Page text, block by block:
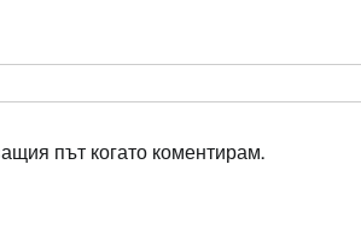
път когато коментирам.